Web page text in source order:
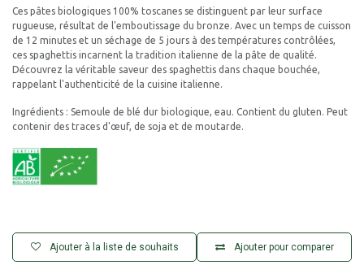
Ces pâtes biologiques 100% toscanes se distinguent par leur surface
rugueuse, résultat de l'emboutissage du bronze. Avec un temps de cuisson
de 12 minutes et un séchage de 5 jours à des températures contrôlées,
ces spaghettis incarnent la tradition italienne de la pâte de qualité.
Découvrez la véritable saveur des spaghettis dans chaque bouchée,
rappelant l'authenticité de la cuisine italienne.
Ingrédients : Semoule de blé dur biologique, eau. Contient du gluten. Peut
contenir des traces d'œuf, de soja et de moutarde.
Ajouter pour comparer
Ajouter à la liste de souhaits